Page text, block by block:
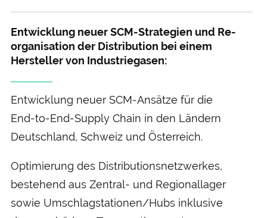
Entwicklung neuer SCM-Strategien und Re­
organisation der Distribution bei einem
Hersteller von Industrie­gasen:
Entwicklung neuer SCM-Ansätze für die
End-to-End-Supply Chain in den Ländern
Deutschland, Schweiz und Österreich.
Optimierung des Distributions­netzwerkes,
bestehend aus Zentral- und Regional­lager
sowie Umschlag­stationen/Hubs inklusive